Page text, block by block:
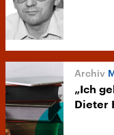
„Ich
Dieter